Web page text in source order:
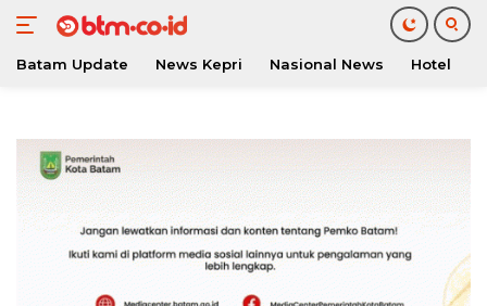
konten
Batam Update News Kepri Nasional News Hotel